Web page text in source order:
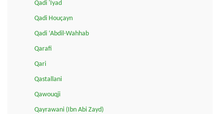
Qadi 'Iyad
Qadi Houçayn
Qadi ‘Abdil-Wahhab
Qarafi
Qari
Qastallani
Qawouqji
Qayrawani (Ibn Abi Zayd)